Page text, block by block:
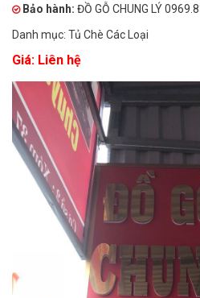
Bảo hành: ĐỒ GỖ CHUNG LÝ
Danh mục: Tủ Chè Các Loại
Giá: Liên hệ